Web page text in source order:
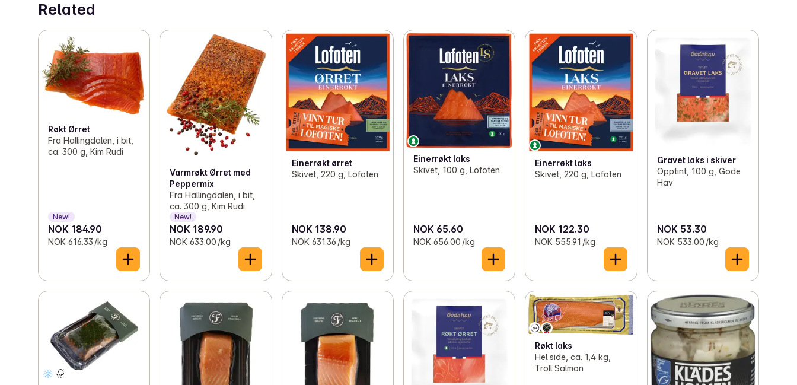
fiske- og sjømateksperter ved vårt røykeri i Lofoten.
kvalitet, som tørrsaltes og kaldrøykes på flis av einer
og or. Når du velger Lofoten Einerrøkt Ørret, velger du
en spesialitet fra Lofoten. Vel bekomme!
Related
Røkt Ørret
Fra Hallingdalen, i bit,
ca. 300 g, Kim Rudi
New!
NOK 184.90
NOK 616.33 /kg
Varmrøkt Ørret med
Peppermix
Fra Hallingdalen, i bit,
ca. 300 g, Kim Rudi
New!
NOK 189.90
NOK 633.00 /kg
Einerrøkt ørret
Skivet, 220 g, Lofoten
NOK 138.90
NOK 631.36 /kg
Einerrøkt laks
Skivet, 100 g, Lofoten
NOK 65.60
NOK 656.00 /kg
Einerrøkt laks
Skivet, 220 g, Lofoten
NOK 122.30
NOK 555.91 /kg
Gravet laks i skiver
Opptint, 100 g, Gode
Hav
NOK 53.30
NOK 533.00 /kg
Røkt laks
Hel side, ca. 1,4 kg,
Troll Salmon